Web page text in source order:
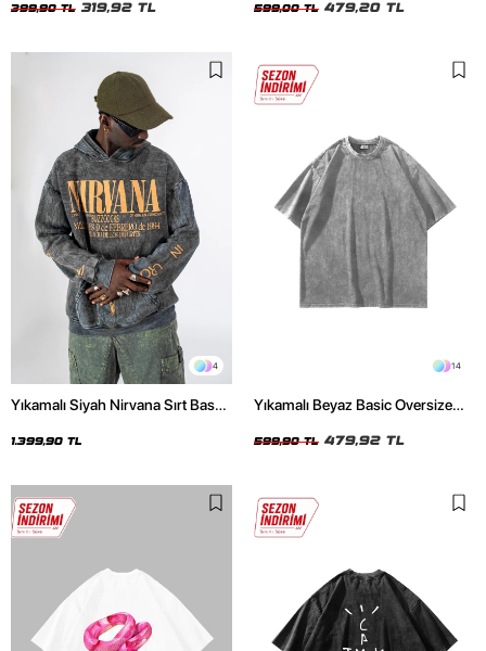
399,90 TL 319,92 TL 599,00 TL 479,20 TL
4
Yıkamalı Siyah Nirvana Sırt Baskılı
1.399,90 TL
14
Yıkamalı Beyaz Basic Oversize
599,90 TL 479,92 TL